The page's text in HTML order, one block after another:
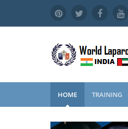
HOME TRAINING